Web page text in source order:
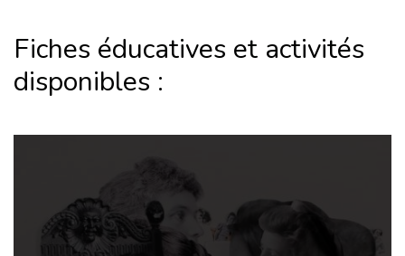
Fiches éducatives et activités
disponibles :